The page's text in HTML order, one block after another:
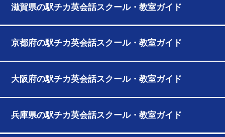
滋賀県の駅チカ英会話スクール・教室ガイド
京都府の駅チカ英会話スクール・教室ガイド
大阪府の駅チカ英会話スクール・教室ガイド
兵庫県の駅チカ英会話スクール・教室ガイド